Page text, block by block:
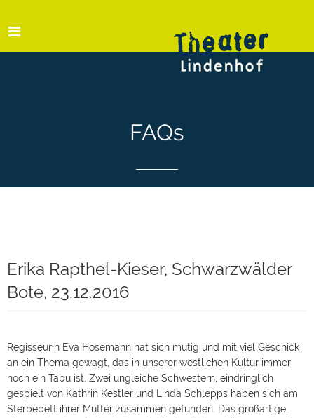
FAQs
Erika Rapthel-Kieser, Schwarzwälder
Bote, 23.12.2016
Regisseurin Eva Hosemann hat sich mutig und mit viel Geschick
an ein Thema gewagt, das in unserer westlichen Kultur immer
noch ein Tabu ist. Zwei ungleiche Schwestern, eindringlich
gespielt von Kathrin Kestler und Linda Schlepps haben sich am
Sterbebett ihrer Mutter zusammen gefunden. Das großartige,